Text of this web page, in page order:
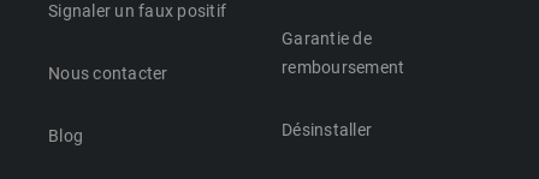
Signaler un faux positif
Nous contacter
Blog
Garantie de
remboursement
Désinstaller